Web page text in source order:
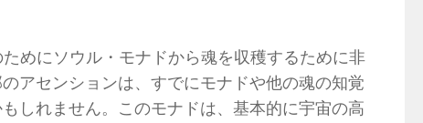
めにソウル・モナドから魂を収穫するために非
アセンションは、すでにモナドや他の魂の知覚
しれません。このモナドは、基本的に宇宙の高